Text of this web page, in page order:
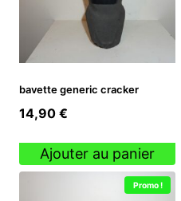
bavette generic cracker
14,90 €
Ajouter au panier
Promo !